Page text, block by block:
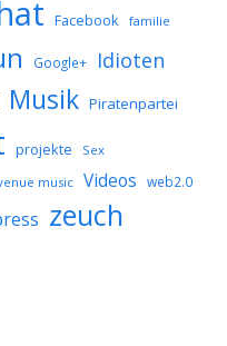
Facebook familie
Google+ Idioten
Musik Piratenpartei
projekte Sex
music Videos web2.0
zeuch